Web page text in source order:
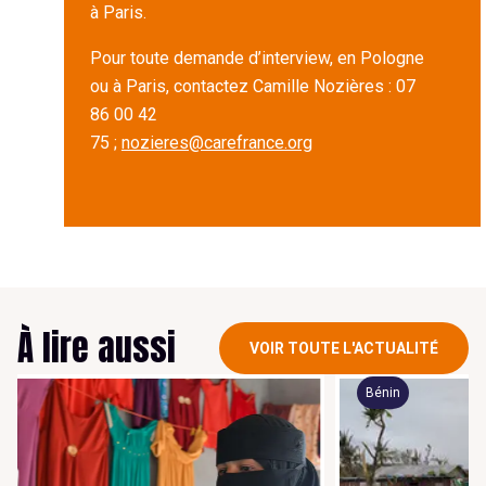
à Paris.
Pour toute demande d’interview, en Pologne
ou à Paris, contactez Camille Nozières : 07
86 00 42
75 ; nozieres@carefrance.org
À lire aussi VOIR TOUTE L'ACTUALITÉ
Bénin